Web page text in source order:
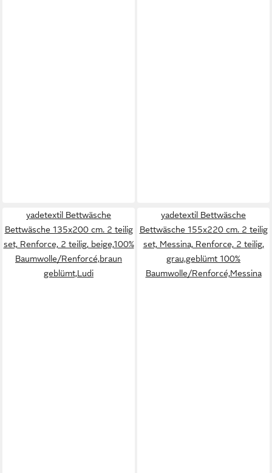
yadetextil Bettwäsche
Bettwäsche 135x200 cm. 2 teilig
set, Renforce, 2 teilig, beige,100%
Baumwolle/Renforcé,braun
geblümt,Ludi
yadetextil Bettwäsche
Bettwäsche 155x220 cm. 2 teilig
set, Messina, Renforce, 2 teilig,
grau,geblümt 100%
Baumwolle/Renforcé,Messina